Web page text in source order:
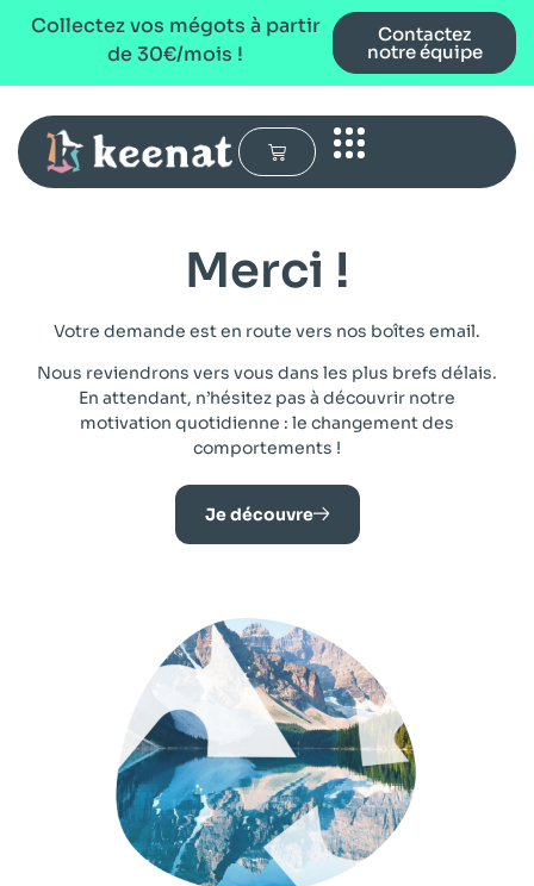
Collectez vos mégots à partir
de 30€/mois !
Contactez
notre équipe
Merci !
Votre demande est en route vers nos boîtes email.
Nous reviendrons vers vous dans les plus brefs délais.
En attendant, n’hésitez pas à découvrir notre
motivation quotidienne : le changement des
comportements !
Je découvre